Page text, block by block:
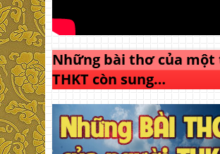
Những bài thơ của
THKT còn sung…